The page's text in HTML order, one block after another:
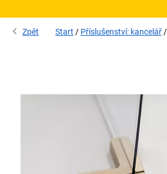
Zpět Start Příslušenství: kancelář